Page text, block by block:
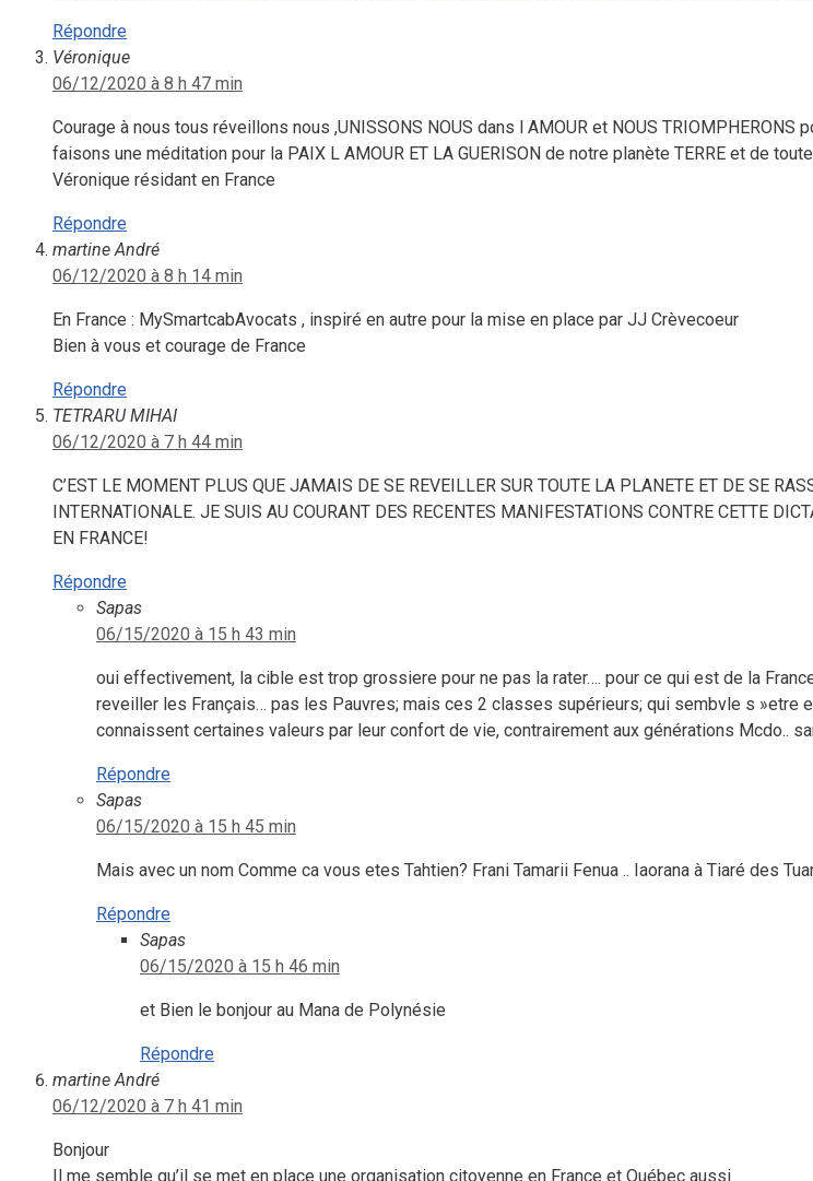
Répondre
Véronique
06/12/2020 à 8 h 47 min
Courage à nous tous réveillons nous ,UNISSONS NOUS dans l AMOUR et NOUS
faisons une méditation pour la PAIX L AMOUR ET LA GUERISON de notre planète TERRE et de
Véronique résidant en France
Répondre
martine André
06/12/2020 à 8 h 14 min
En France : MySmartcabAvocats , inspiré en autre pour la mise en place par JJ Crèvecoeur
Bien à vous et courage de France
Répondre
TETRARU MIHAI
06/12/2020 à 7 h 44 min
C’EST LE MOMENT PLUS QUE JAMAIS DE SE REVEILLER SUR TOUTE LA PLANETE ET DE SE
INTERNATIONALE. JE SUIS AU COURANT DES RECENTES MANIFESTATIONS CONTRE CETTE
EN FRANCE!
Répondre
Sapas
06/15/2020 à 15 h 43 min
oui effectivement, la cible est trop grossiere pour ne pas la rater…. pour ce qui est de la
reveiller les Français… pas les Pauvres; mais ces 2 classes supérieurs; qui sembvle s »etre
connaissent certaines valeurs par leur confort de vie, contrairement aux générations Mcdo..
Répondre
Sapas
06/15/2020 à 15 h 45 min
Mais avec un nom Comme ca vous etes Tahtien? Frani Tamarii Fenua .. Iaorana à Tiaré des
Répondre
Sapas
06/15/2020 à 15 h 46 min
et Bien le bonjour au Mana de Polynésie
Répondre
martine André
06/12/2020 à 7 h 41 min
Bonjour
Il me semble qu’il se met en place une organisation citoyenne en France et Québec aussi